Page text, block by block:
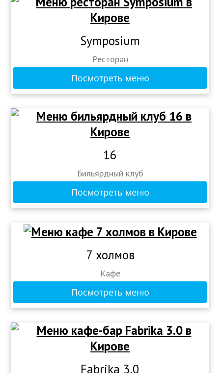
Symposium
Ресторан
Посмотреть меню
16
Бильярдный клуб
Посмотреть меню
7 холмов
Кафе
Посмотреть меню
Fabrika 3.0